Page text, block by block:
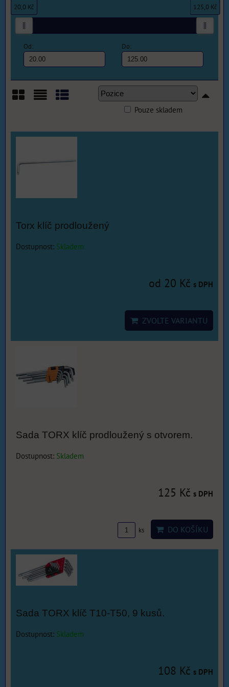
Od: Do:
20,0 Kč 125,0 Kč
Pouze skladem
Torx klíč prodloužený
Dostupnost: Skladem
od 20 Kč s DPH
ZVOLTE VARIANTU
Sada TORX klíč prodloužený s otvorem.
Dostupnost: Skladem
125 Kč s DPH
ks DO KOŠÍKU
Sada TORX klíč T10-T50, 9 kusů.
Dostupnost: Skladem
108 Kč s DPH